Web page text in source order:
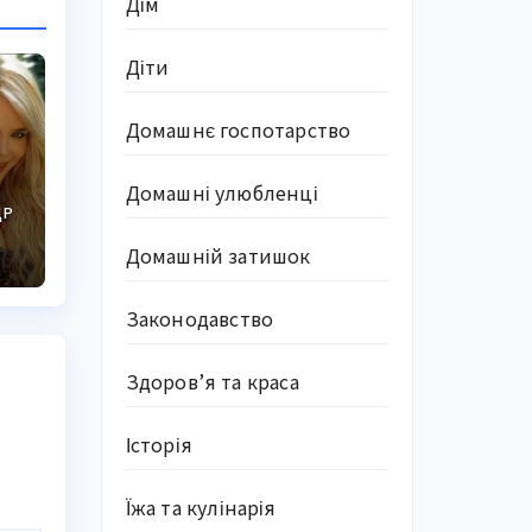
Діти
Домашнє госпотарство
Домашні улюбленці
Домашній затишок
Законодавство
Здоров’я та краса
Історія
Їжа та кулінарія